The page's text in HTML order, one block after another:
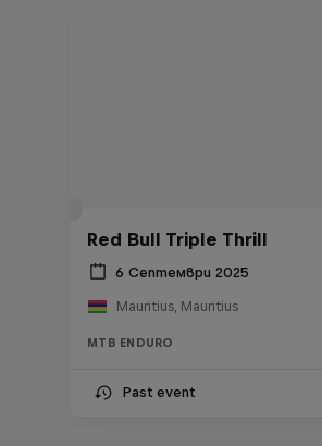
Red Bull Triple Thrill
6 Септември 2025
Mauritius, Mauritius
MTB ENDURO
Past event